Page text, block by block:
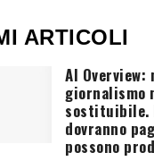
ARTICOLI
AI
giornalismo
sostituibile.
dovranno
possono